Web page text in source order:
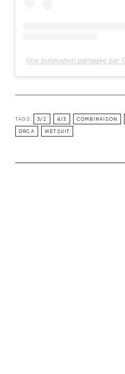
Une publication partagée par
TAGS: 3/2 4/3 COMBINAISON
ORCA WETSUIT